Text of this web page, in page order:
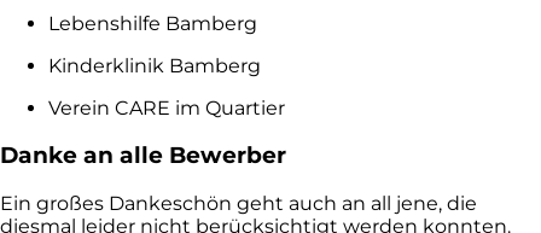
Lebenshilfe Bamberg
Kinderklinik Bamberg
Verein CARE im Quartier
Danke an alle Bewerber
Ein großes Dankeschön geht auch an all jene, die
diesmal leider nicht berücksichtigt werden konnten.